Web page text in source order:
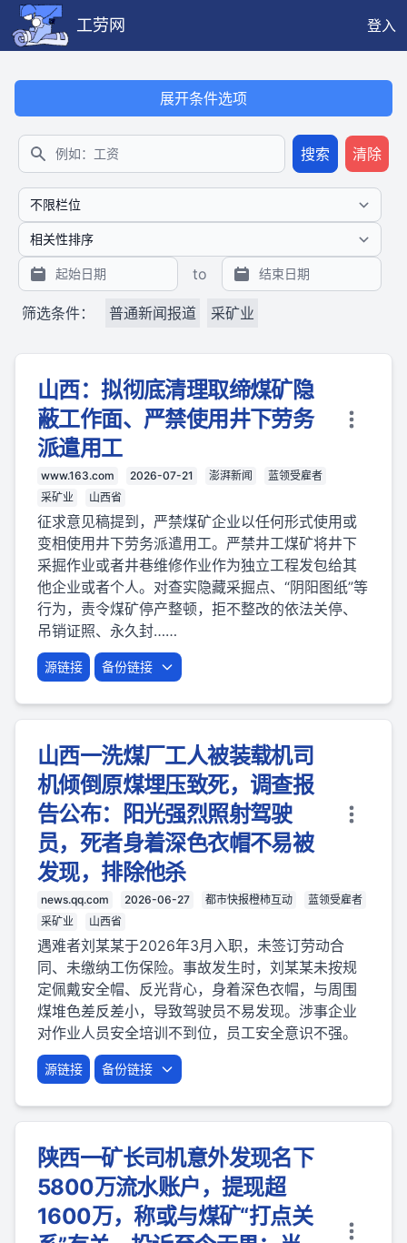
工劳网
登入
展开条件选项
搜索
搜索 清除
to
筛选条件： 普通新闻报道 采矿业
山西：拟彻底清理取缔煤矿隐
蔽工作面、严禁使用井下劳务
派遣用工
www.163.com 2026-07-21 澎湃新闻
蓝领受雇者
采矿业
山西省
征求意见稿提到，严禁煤矿企业以任何形式使用或
变相使用井下劳务派遣用工。严禁井工煤矿将井下
采掘作业或者井巷维修作业作为独立工程发包给其
他企业或者个人。对查实隐藏采掘点、“阴阳图纸”等
行为，责令煤矿停产整顿，拒不整改的依法关停、
吊销证照、永久封……
源链接 备份链接
山西一洗煤厂工人被装载机司
机倾倒原煤埋压致死，调查报
告公布：阳光强烈照射驾驶
员，死者身着深色衣帽不易被
发现，排除他杀
news.qq.com 2026-06-27 都市快报橙柿互动
蓝领受雇者
采矿业
山西省
遇难者刘某某于2026年3月入职，未签订劳动合
同、未缴纳工伤保险。事故发生时，刘某某未按规
定佩戴安全帽、反光背心，身着深色衣帽，与周围
煤堆色差反差小，导致驾驶员不易发现。涉事企业
对作业人员安全培训不到位，员工安全意识不强。
源链接 备份链接
陕西一矿长司机意外发现名下
5800万流水账户，提现超
1600万，称或与煤矿“打点关